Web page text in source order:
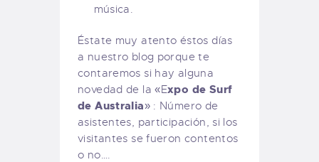
música.
Éstate muy atento éstos días
a nuestro blog porque te
contaremos si hay alguna
novedad de la «Expo de Surf
de Australia» : Número de
asistentes, participación, si los
visitantes se fueron contentos
o no….